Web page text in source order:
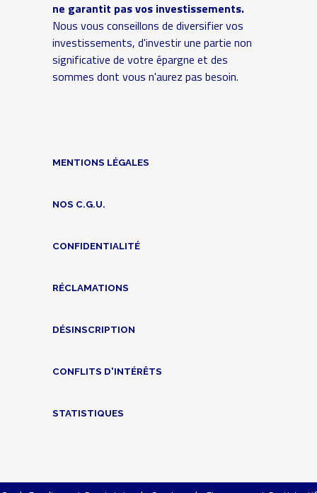
ne garantit pas vos investissements.
Nous vous conseillons de diversifier vos
investissements, d'investir une partie non
significative de votre épargne et des
sommes dont vous n'aurez pas besoin.
MENTIONS LÉGALES
NOS C.G.U.
CONFIDENTIALITÉ
RÉCLAMATIONS
DÉSINSCRIPTION
CONFLITS D'INTÉRÊTS
STATISTIQUES